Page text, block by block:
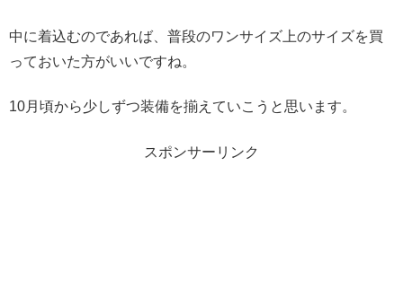
中に着込むのであれば、普段のワンサイズ上のサイズを買
っておいた方がいいですね。
10月頃から少しずつ装備を揃えていこうと思います。
スポンサーリンク